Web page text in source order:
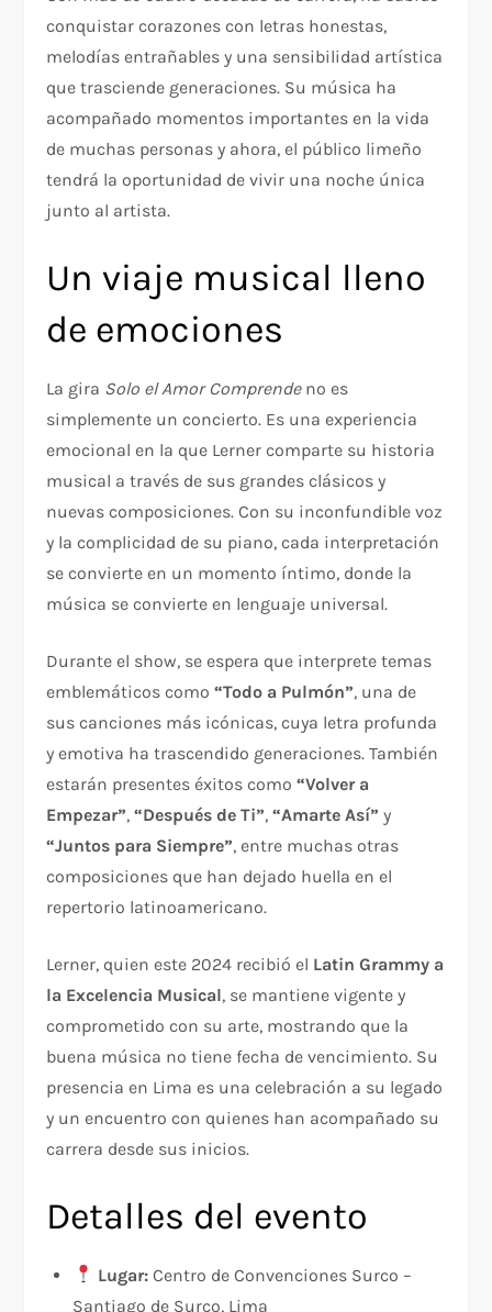
conquistar corazones con letras honestas,
melodías entrañables y una sensibilidad artística
que trasciende generaciones. Su música ha
acompañado momentos importantes en la vida
de muchas personas y ahora, el público limeño
tendrá la oportunidad de vivir una noche única
junto al artista.
Un viaje musical lleno
de emociones
La gira Solo el Amor Comprendeno es
simplemente un concierto. Es una experiencia
emocional en la que Lerner comparte su historia
musical a través de sus grandes clásicos y
nuevas composiciones. Con su inconfundible voz
y la complicidad de su piano, cada interpretación
se convierte en un momento íntimo, donde la
música se convierte en lenguaje universal.
Durante el show, se espera que interprete temas
emblemáticos como“Todo a Pulmón”, una de
sus canciones más icónicas, cuya letra profunda
y emotiva ha trascendido generaciones. También
estarán presentes éxitos como“Volver a
Empezar”,“Después de Ti”,“Amarte Así” y
“Juntos para Siempre”, entre muchas otras
composiciones que han dejado huella en el
repertorio latinoamericano.
Lerner, quien este 2024 recibió el Latin Grammy a
la Excelencia Musical, se mantiene vigente y
comprometido con su arte, mostrando que la
buena música no tiene fecha de vencimiento. Su
presencia en Lima es una celebración a su legado
y un encuentro con quienes han acompañado su
carrera desde sus inicios.
Detalles del evento
Lugar:Centro de Convenciones Surco –
Santiago de Surco, Lima